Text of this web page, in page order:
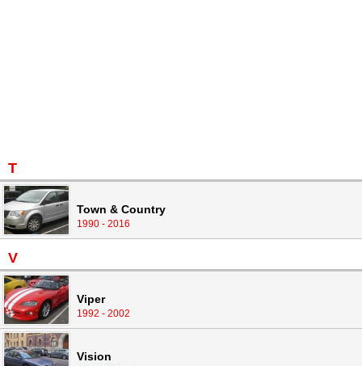
T
Town & Country
1990 - 2016
V
Viper
1992 - 2002
Vision